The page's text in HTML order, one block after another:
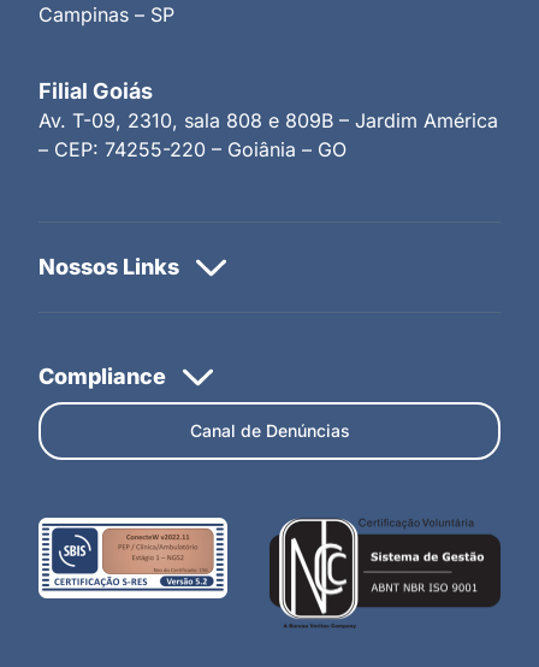
Campinas – SP
Filial Goiás
Av. T-09, 2310, sala 808 e 809B – Jardim América
– CEP: 74255-220 – Goiânia – GO
Canal de Denúncias